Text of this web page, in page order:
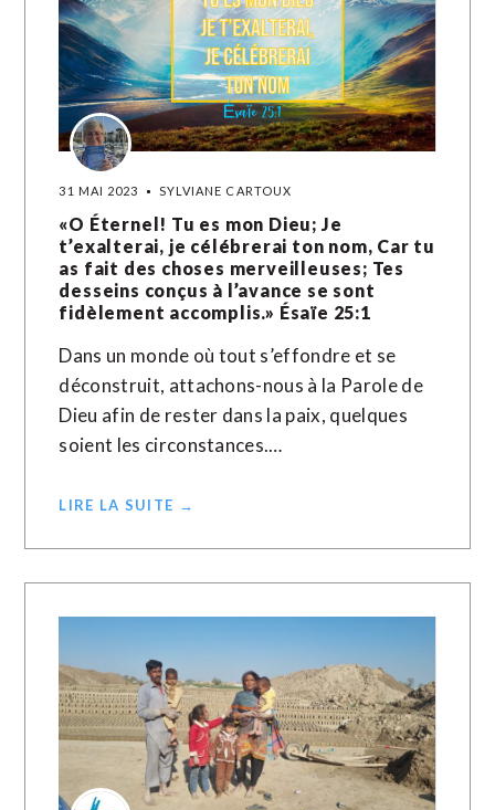
31 MAI 2023 SYLVIANE CARTOUX
«O Éternel! Tu es mon Dieu; Je
t’exalterai, je célébrerai ton nom, Car tu
as fait des choses merveilleuses; Tes
desseins conçus à l’avance se sont
fidèlement accomplis.» Ésaïe‬ ‭25‬:‭1‬ ‭
Dans un monde où tout s’effondre et se
déconstruit, attachons-nous à la Parole de
Dieu afin de rester dans la paix, quelques
soient les circonstances.…
LIRE LA SUITE →